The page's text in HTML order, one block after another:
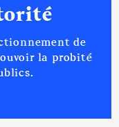
de
la probité